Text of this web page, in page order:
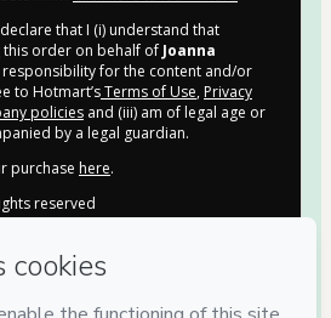
that I (i) understand that
order on behalf of Joanna
responsibility for the content and/or
to Hotmart’sTerms of Use, Privacy
policies and (iii) am of legal age or
by a legal guardian.
purchase here.
reserved
REF.